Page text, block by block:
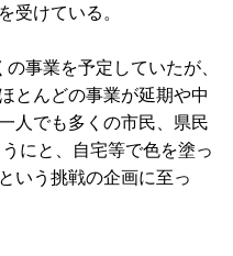
受けている。
事業を予定していたが、
とんどの事業が延期や中
人でも多くの市民、県民
にと、自宅等で色を塗っ
いう挑戦の企画に至っ